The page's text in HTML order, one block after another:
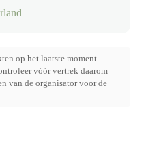
op het laatste moment
vóór vertrek daarom
van de organisator voor de